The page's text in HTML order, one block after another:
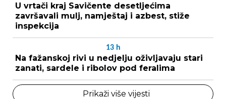
U vrtači kraj Savičente desetljećima
završavali mulj, namještaj i azbest, stiže
inspekcija
13 h
Na fažanskoj rivi u nedjelju oživljavaju stari
zanati, sardele i ribolov pod feralima
Prikaži više vijesti